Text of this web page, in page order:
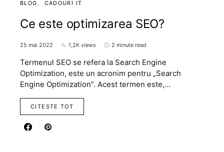
BLOG CADOURI IT
Ce este optimizarea SEO?
25 mai 2022 1,2K views 2 minute read
Termenul SEO se refera la Search Engine
Optimization, este un acronim pentru „Search
Engine Optimization”. Acest termen este,…
CITESTE TOT